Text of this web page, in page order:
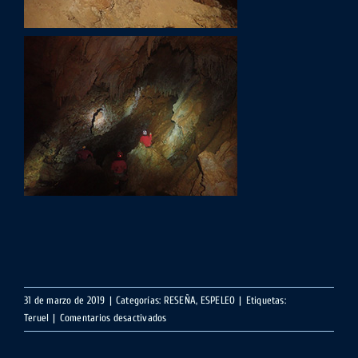
31 de marzo de 2019 | Categorías: RESEÑA, ESPELEO | Etiquetas:
Teruel | Comentarios desactivadosen
Sima